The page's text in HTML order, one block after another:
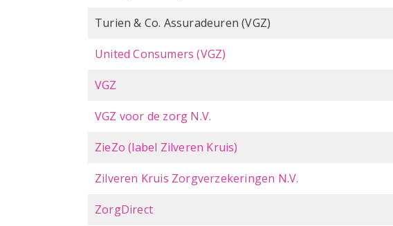
Turien & Co. Assuradeuren (VGZ)
United Consumers (VGZ)
VGZ
VGZ voor de zorg N.V.
ZieZo (label Zilveren Kruis)
Zilveren Kruis Zorgverzekeringen N.V.
ZorgDirect